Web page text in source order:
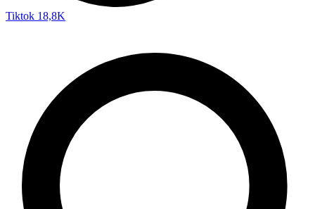
Tiktok 18,8K